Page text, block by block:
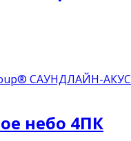
небо 4ПК